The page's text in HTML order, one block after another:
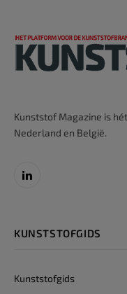
Kunststof Magazine is
Nederland en België.
LinkedIn
KUNSTSTOFGIDS
Kunststofgids